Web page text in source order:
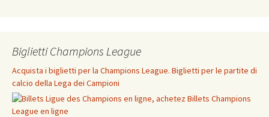
Biglietti Champions League
Acquista i biglietti per la Champions League. Biglietti per le partite di
calcio della Lega dei Campioni